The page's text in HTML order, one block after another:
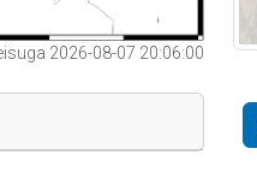
2026-08-07 20:06:00